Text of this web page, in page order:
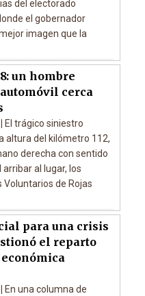
del electorado
el gobernador
imagen que la
un hombre
cerca
El trágico siniestro
altura del kilómetro 112,
derecha con sentido
arribar al lugar, los
Voluntarios de Rojas
para una crisis
el reparto
En una columna de